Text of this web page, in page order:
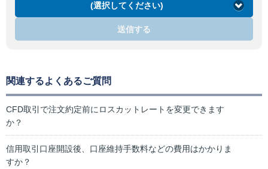
(選択してください)
送信する
関連するよくあるご質問
CFD取引で注文約定前にロスカットレートを変更できます
か？
信用取引口座開設後、口座維持手数料などの費用はかかりま
すか？